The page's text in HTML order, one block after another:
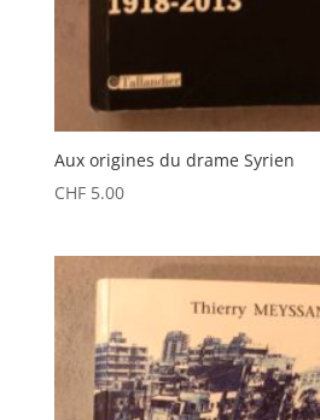
Aux origines du drame Syrien
CHF5.00